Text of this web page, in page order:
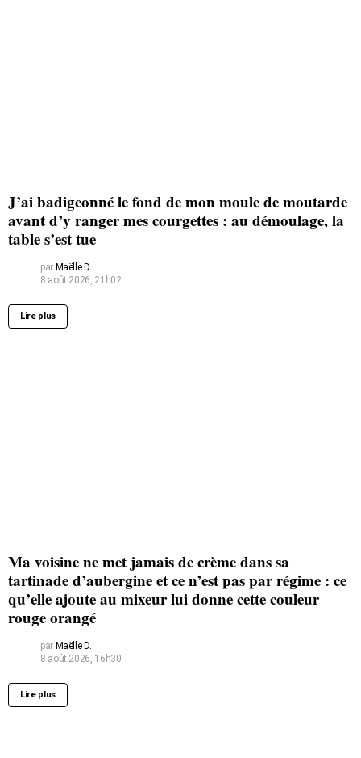
J’ai badigeonné le fond de mon moule de moutarde
avant d’y ranger mes courgettes : au démoulage, la
table s’est tue
par Maëlle D.
8 août 2026, 21h02
Lire plus
Ma voisine ne met jamais de crème dans sa
tartinade d’aubergine et ce n’est pas par régime : ce
qu’elle ajoute au mixeur lui donne cette couleur
rouge orangé
par Maëlle D.
8 août 2026, 16h30
Lire plus